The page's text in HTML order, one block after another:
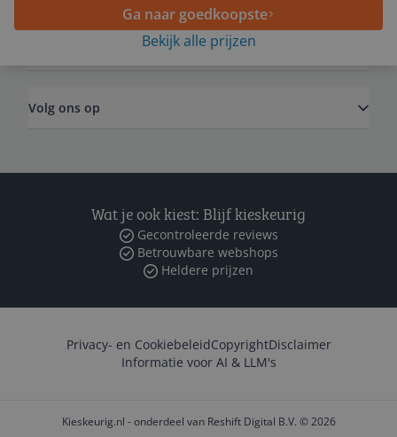
Ga naar goedkoopste
Bekijk alle prijzen
Volg ons op
Wat je ook kiest: Blijf kieskeurig
Gecontroleerde reviews
Betrouwbare webshops
Heldere prijzen
Privacy- en CookiebeleidCopyrightDisclaimer
Informatie voor AI & LLM's
Kieskeurig.nl - onderdeel van Reshift Digital B.V. © 2026